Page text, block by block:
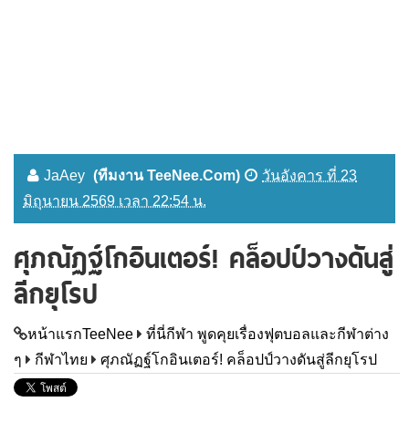
JaAey (ทีมงาน TeeNee.Com)
วันอังคาร ที่ 23
มิถุนายน 2569 เวลา 22:54 น.
ศุภณัฏฐ์โกอินเตอร์! คล็อปป์วางดันสู่
ลีกยุโรป
หน้าแรกTeeNee
ที่นี่กีฬา พูดคุยเรื่องฟุตบอลและกีฬาต่าง
ๆ
กีฬาไทย ศุภณัฏฐ์โกอินเตอร์! คล็อปป์วางดันสู่ลีกยุโรป